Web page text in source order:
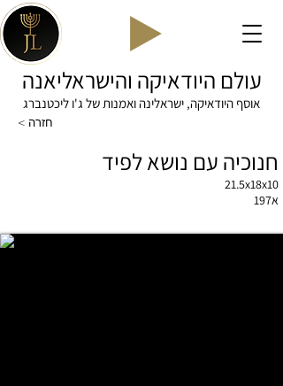
עולם היודאיקה והישראליאנה
אוסף היודאיקה, ישראלינה ואמנות של ג'ו ליכטנברג
< חזרה
חנוכיה עם נושא לפיד
21.5x18x10
א197